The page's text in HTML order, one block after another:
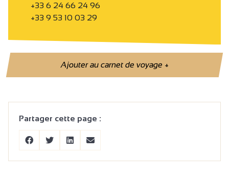
+33 6 24 66 24 96
+33 9 53 10 03 29
Ajouter au carnet de voyage+
Partager cette page :